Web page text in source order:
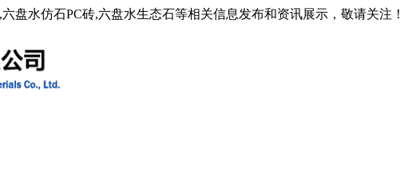
,六盘水仿石PC砖,六盘水生态石等相关信息发布和资讯展示，敬请关注！